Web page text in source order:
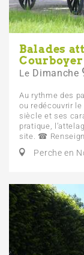
Balades
Courboyer
Le Dimanche
Au rythme des
ou redécouvrir le
siècle et ses
pratique,
site. ☎
Perche en